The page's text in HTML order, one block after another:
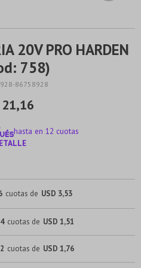
20V PRO HARDEN
758)
86758928
21,16
hasta en 12 cuotas
cuotas de USD 3,53
cuotas de USD 1,51
cuotas de USD 1,76